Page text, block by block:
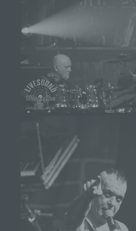
getrennt von allen durch
angegebenen
gespeichert.
Registrierung auf unserer
Die betroffene Person hat
Internetseite des für die
unter Angabe von
registrieren. Welche
an den für die Verarbeitung
werden, ergibt sich aus der
betroffenen Person
Daten werden
Verwendung bei dem für die
Verantwortlichen und für
gespeichert. Der für die
kann die Weitergabe an
Auftragsverarbeiter,
Paketdienstleister,
personenbezogenen Daten